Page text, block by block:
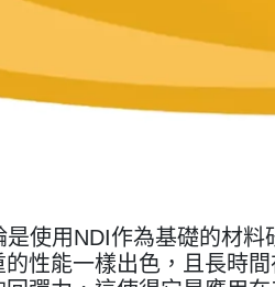
是使用NDI作為基礎的材料
性能一樣出色，且長時